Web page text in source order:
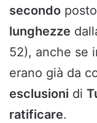
secondo
lunghezze
52), anche se
erano già da
esclusioni di
ratificare.